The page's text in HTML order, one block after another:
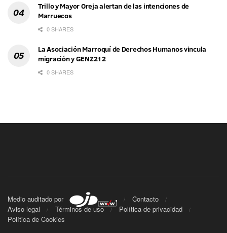
Trillo y Mayor Oreja alertan de las intenciones de
Marruecos
0 SHARES
La Asociación Marroquí de Derechos Humanos vincula
migración y GENZ212
0 SHARES
Medio auditado por
Contacto
Aviso legal
Términos de uso
Política de privacidad
Política de Cookies